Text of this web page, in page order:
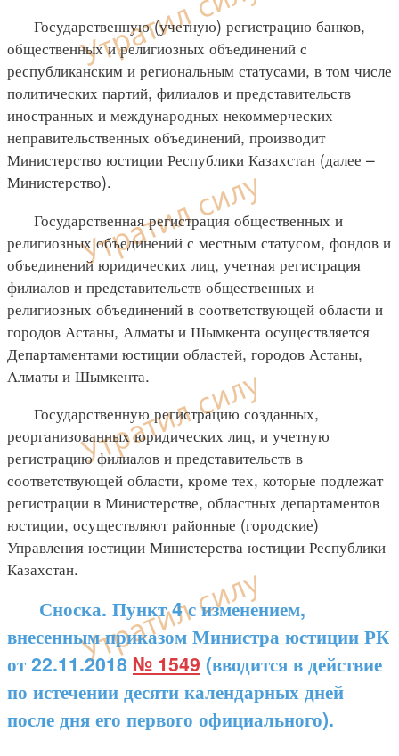
Государственную (учетную) регистрацию банков,
общественных и религиозных объединений с
республиканским и региональным статусами, в том числе
политических партий, филиалов и представительств
иностранных и международных некоммерческих
неправительственных объединений, производит
Министерство юстиции Республики Казахстан (далее –
Министерство).
Государственная регистрация общественных и
религиозных объединений с местным статусом, фондов и
объединений юридических лиц, учетная регистрация
филиалов и представительств общественных и
религиозных объединений в соответствующей области и
городов Астаны, Алматы и Шымкента осуществляется
Департаментами юстиции областей, городов Астаны,
Алматы и Шымкента.
Государственную регистрацию созданных,
реорганизованных юридических лиц, и учетную
регистрацию филиалов и представительств в
соответствующей области, кроме тех, которые подлежат
регистрации в Министерстве, областных департаментов
юстиции, осуществляют районные (городские)
Управления юстиции Министерства юстиции Республики
Казахстан.
Сноска. Пункт 4 с изменением,
внесенным приказом Министра юстиции РК
от 22.11.2018 № 1549 (вводится в действие
по истечении десяти календарных дней
после дня его первого официального).